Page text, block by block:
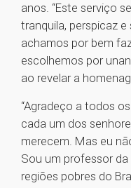
anos. “Este serviço
tranquila, perspicaz
achamos por bem
escolhemos por
ao revelar a
“Agradeço a todos
cada um dos
merecem. Mas eu
Sou um professor
regiões pobres do